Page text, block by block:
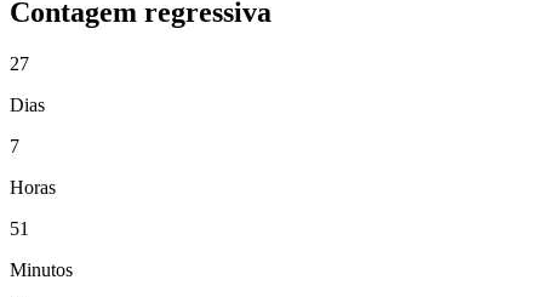
Contagem regressiva
27
Dias
7
Horas
51
Minutos